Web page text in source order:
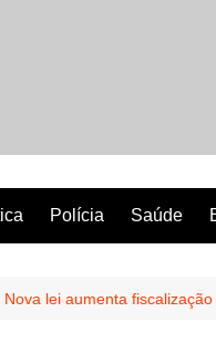
Polícia Saúde
Nova lei aumenta